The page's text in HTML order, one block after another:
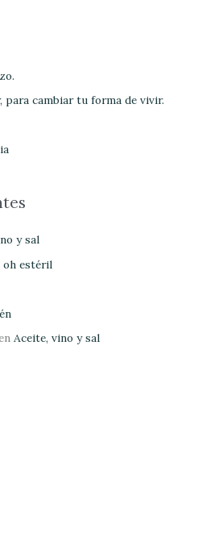
para cambiar tu forma de vivir.
y sal
oh estéril
Aceite, vino y sal